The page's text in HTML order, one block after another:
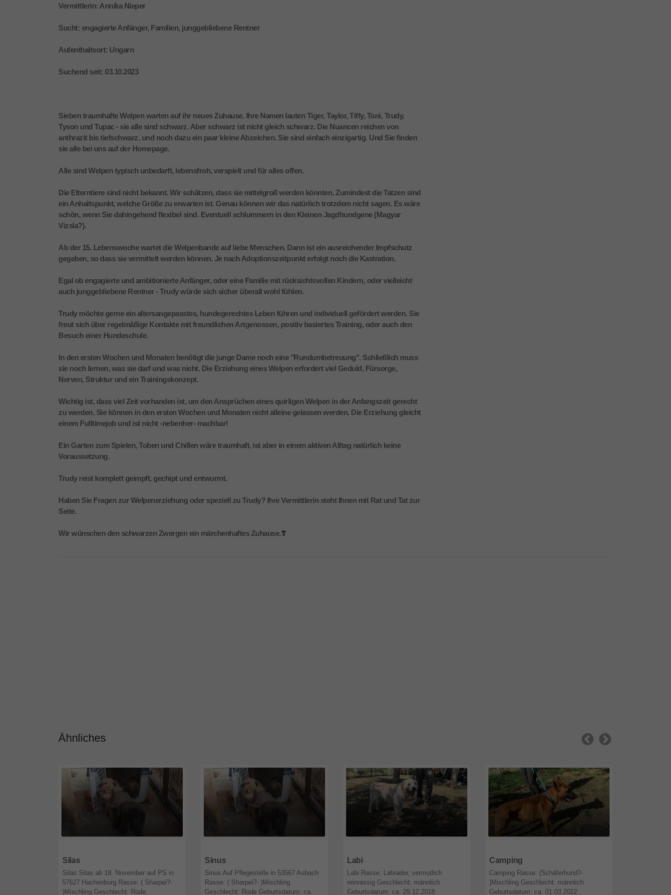
Vermittlerin: Annika Nieper
Sucht: engagierte Anfänger, Familien, junggebliebene Rentner
Aufenthaltsort: Ungarn
Suchend seit: 03.10.2023
Sieben traumhafte Welpen warten auf ihr neues Zuhause. Ihre Namen lauten Tiger, Taylor, Tiffy, Toni, Trudy,
Tyson und Tupac - sie alle sind schwarz. Aber schwarz ist nicht gleich schwarz. Die Nuancen reichen von
anthrazit bis tiefschwarz, und noch dazu ein paar kleine Abzeichen. Sie sind einfach einzigartig. Und Sie finden
sie alle bei uns auf der Homepage.
Alle sind Welpen typisch unbedarft, lebensfroh, verspielt und für alles offen.
Die Elterntiere sind nicht bekannt. Wir schätzen, dass sie mittelgroß werden könnten. Zumindest die Tatzen sind
ein Anhaltspunkt, welche Größe zu erwarten ist. Genau können wir das natürlich trotzdem nicht sagen. Es wäre
schön, wenn Sie dahingehend flexibel sind. Eventuell schlummern in den Kleinen Jagdhundgene (Magyar
Vizsla?).
Ab der 15. Lebenswoche wartet die Welpenbande auf liebe Menschen. Dann ist ein ausreichender Impfschutz
gegeben, so dass sie vermittelt werden können. Je nach Adoptionszeitpunkt erfolgt noch die Kastration.
Egal ob engagierte und ambitionierte Anfänger, oder eine Familie mit rücksichtsvollen Kindern, oder vielleicht
auch junggebliebene Rentner - Trudy würde sich sicher überall wohl fühlen.
Trudy möchte gerne ein altersangepasstes, hundegerechtes Leben führen und individuell gefördert werden. Sie
freut sich über regelmäßige Kontakte mit freundlichen Artgenossen, positiv basiertes Training, oder auch den
Besuch einer Hundeschule.
In den ersten Wochen und Monaten benötigt die junge Dame noch eine "Rundumbetreuung". Schließlich muss
sie noch lernen, was sie darf und was nicht. Die Erziehung eines Welpen erfordert viel Geduld, Fürsorge,
Nerven, Struktur und ein Trainingskonzept.
Wichtig ist, dass viel Zeit vorhanden ist, um den Ansprüchen eines quirligen Welpen in der Anfangszeit gerecht
zu werden. Sie können in den ersten Wochen und Monaten nicht alleine gelassen werden. Die Erziehung gleicht
einem Fulltimejob und ist nicht -nebenher- machbar!
Ein Garten zum Spielen, Toben und Chillen wäre traumhaft, ist aber in einem aktiven Alltag natürlich keine
Voraussetzung.
Trudy reist komplett geimpft, gechipt und entwurmt.
Haben Sie Fragen zur Welpenerziehung oder speziell zu Trudy? Ihre Vermittlerin steht Ihnen mit Rat und Tat zur
Seite.
Wir wünschen den schwarzen Zwergen ein märchenhaftes Zuhause.❣️
Ähnliches
Silas
Silas Silas ab 18. November auf PS in
57627 Hachenburg Rasse: ( Sharpei?-
)Mischling Geschlecht: Rüde
Sinus
Sinus Auf Pflegestelle in 53567 Asbach
Rasse: ( Sharpei?- )Mischling
Geschlecht: Rüde Geburtsdatum: ca.
Labi
Labi Rasse: Labrador, vermutlich
reinrassig Geschlecht: männlich
Geburtsdatum: ca. 29.12.2018
Camping
Camping Rasse: (Schäferhund?-
)Mischling Geschlecht: männlich
Geburtsdatum: ca. 01.03.2022